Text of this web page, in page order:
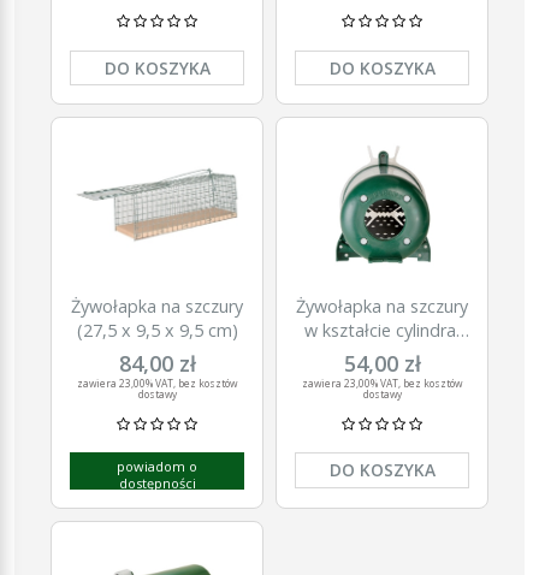
DO KOSZYKA DO KOSZYKA
Żywołapka na szczury
(27,5 x 9,5 x 9,5 cm)
84,00 zł
zawiera 23,00% VAT, bez kosztów
dostawy
powiadom o
dostępności
Żywołapka na szczury
w kształcie cylindra,
duża
54,00 zł
zawiera 23,00% VAT, bez kosztów
dostawy
DO KOSZYKA